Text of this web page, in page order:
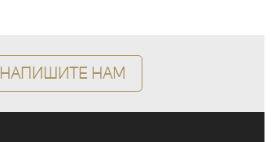
Напишите нам